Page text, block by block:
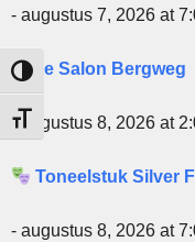
Keuze voor hoog
Kies grootte van het
- augustus 7, 2026 at
Roze Salon Bergweg
- augustus 8, 2026 at
Toneelstuk Silver
- augustus 8, 2026 at